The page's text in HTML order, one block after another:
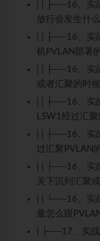
| | ├──16、实
放行会发生什
| | ├──16、实
机PVLAN部署
| | ├──16、实
或者汇聚的时
| | ├──16、实
LSW1经过汇
| | ├──16、实
过汇聚PVLAN
| | ├──16、实
关下沉到汇聚
| | └──16、实
量怎么跟
| ├──17、实